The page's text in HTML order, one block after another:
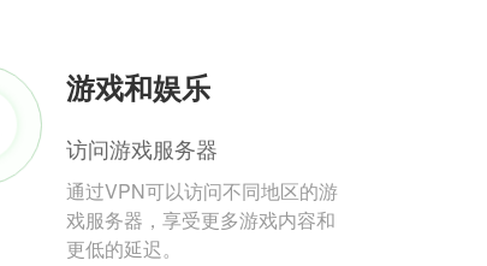
游戏和娱乐
访问游戏服务器
通过VPN可以访问不同地区的游
戏服务器，享受更多游戏内容和
更低的延迟。